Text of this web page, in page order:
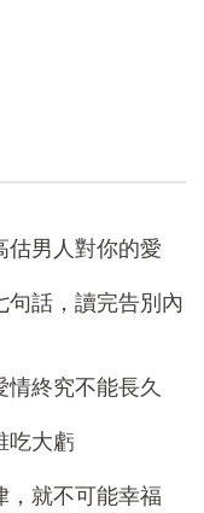
估男人對你的愛
句話，讀完告別內
終究不能長久
吃大虧
，就不可能幸福